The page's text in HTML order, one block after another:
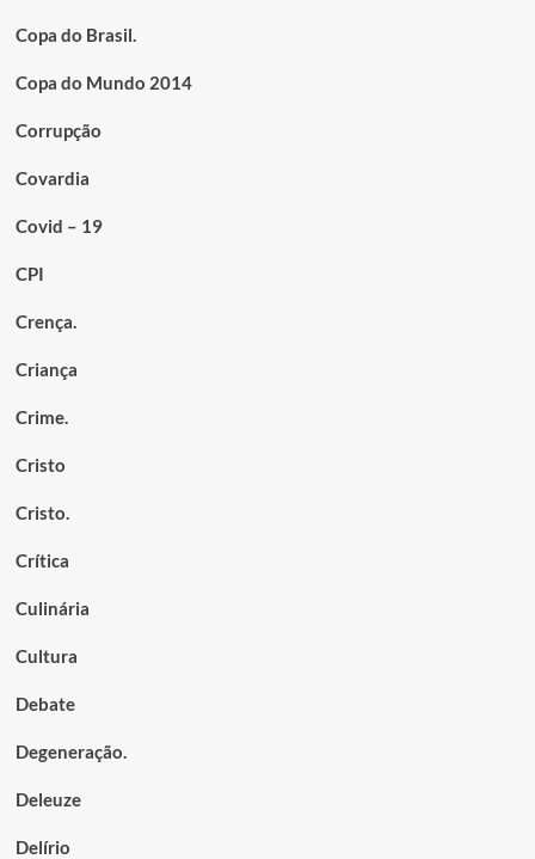
Copa do Brasil.
Copa do Mundo 2014
Corrupção
Covardia
Covid – 19
CPI
Crença.
Criança
Crime.
Cristo
Cristo.
Crítica
Culinária
Cultura
Debate
Degeneração.
Deleuze
Delírio